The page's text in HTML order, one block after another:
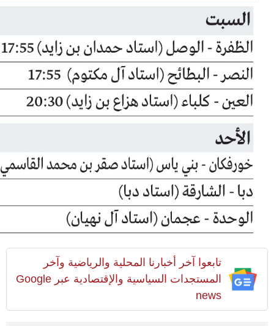
تابعوا آخر أخبارنا المحلية والرياضية وآخر
المستجدات السياسية والإقتصادية عبر Google
news